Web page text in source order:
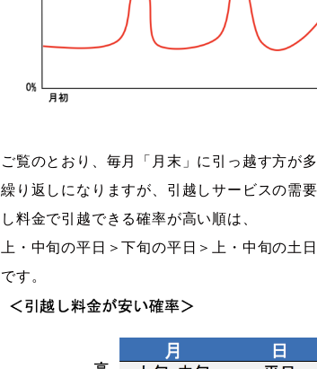
ご覧のとおり、毎月「月末」に引っ越す方が多
繰り返しになりますが、引越しサービスの需
し料金で引越できる確率が高い順は、
上・中旬の平日＞下旬の平日＞上・中旬の土
です。